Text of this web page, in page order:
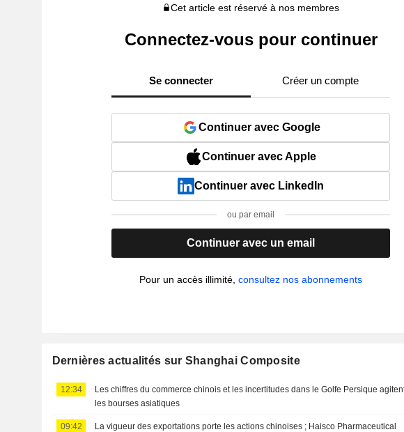
Cet article est réservé à nos membres
Connectez-vous pour continuer
Se connecter Créer un compte
Continuer avec Google
Continuer avec Apple
Continuer avec LinkedIn
ou par email
Continuer avec un email
Pour un accès illimité,consultez nos abonnements
Dernières actualités sur Shanghai Composite
12:34
Les chiffres du commerce chinois et les incertitudes dans le Golfe Persique
les bourses asiatiques
09:42
La vigueur des exportations porte les actions chinoises ; Haisco Pharmaceutical